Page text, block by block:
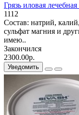
Грязь иловая
1112
Состав: натрий,
сульфат магния и
имею..
Закончился
2300.00р.
Уведомить